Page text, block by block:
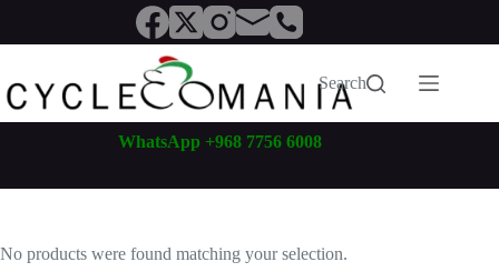
content
Search
WhatsApp +968 7756 6008
No products were found matching your selection.